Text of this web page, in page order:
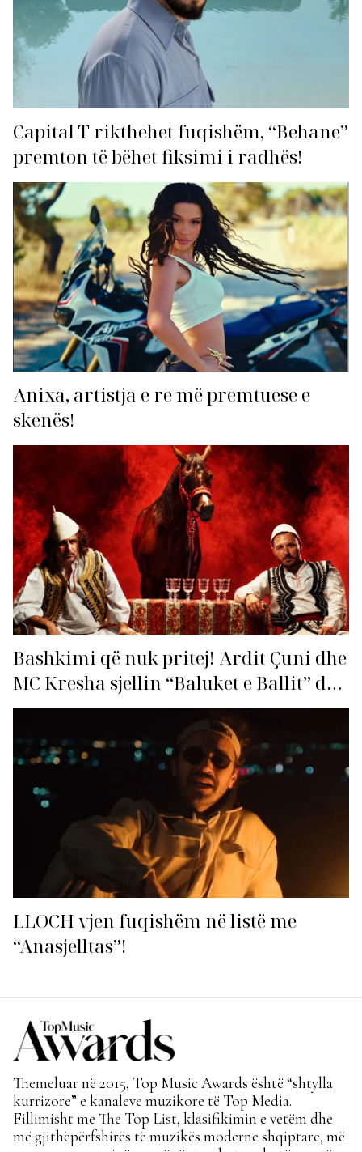
Capital T rikthehet fuqishëm, “Behane”
premton të bëhet fiksimi i radhës!
Anixa, artistja e re më premtuese e
skenës!
Bashkimi që nuk pritej! Ardit Çuni dhe
MC Kresha sjellin “Baluket e Ballit” dhe
ndezin rrjetin!
LLOCH vjen fuqishëm në listë me
“Anasjelltas”!
Themeluar në 2015, Top Music Awards është “shtylla
kurrizore” e kanaleve muzikore të Top Media.
Fillimisht me The Top List, klasifikimin e vetëm dhe
më gjithëpërfshirës të muzikës moderne shqiptare, më